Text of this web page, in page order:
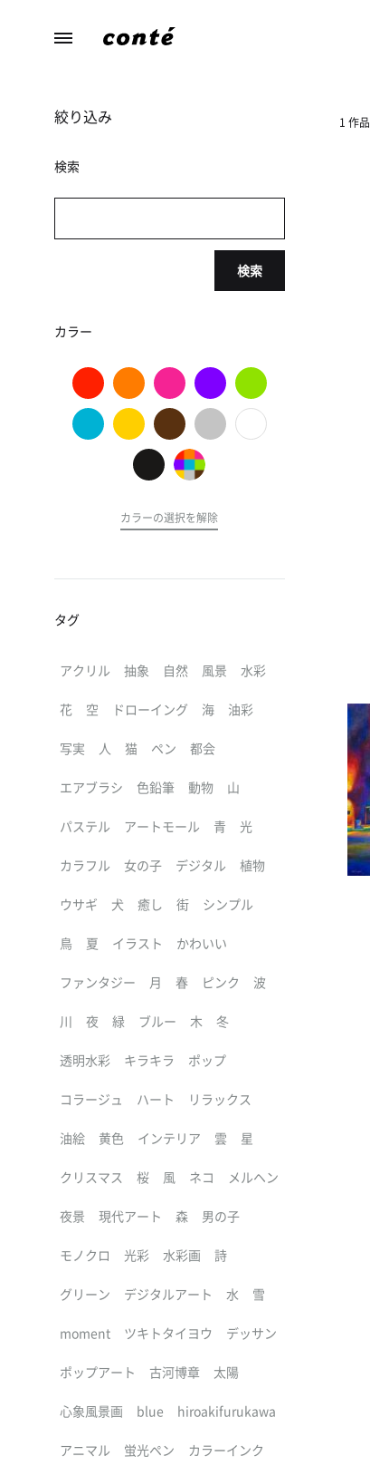
ら
た
の
1 作品
絞り込み
検索
検索
カラー
カラーの選択を解除
タグ
アクリル 抽象 自然 風景 水彩
花 空 ドローイング 海 油彩
写実 人 猫 ペン 都会
エアブラシ 色鉛筆 動物 山
パステル アートモール 青 光
カラフル 女の子 デジタル 植物
ウサギ 犬 癒し 街 シンプル
鳥 夏 イラスト かわいい
ファンタジー 月 春 ピンク 波
川 夜 緑 ブルー 木 冬
透明水彩 キラキラ ポップ
コラージュ ハート リラックス
油絵 黄色 インテリア 雲 星
クリスマス 桜 風 ネコ メルヘン
夜景 現代アート 森 男の子
モノクロ 光彩 水彩画 詩
グリーン デジタルアート 水 雪
moment ツキトタイヨウ デッサン
ポップアート 古河博章 太陽
心象風景画 blue hiroakifurukawa
アニマル 蛍光ペン カラーインク